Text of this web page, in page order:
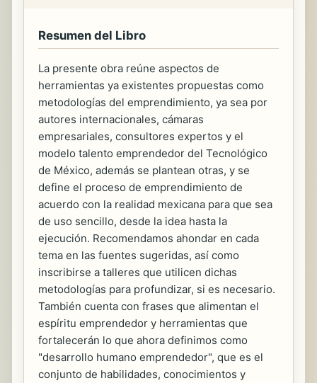
Resumen del Libro
La presente obra reúne aspectos de
herramientas ya existentes propuestas como
metodologías del emprendimiento, ya sea por
autores internacionales, cámaras
empresariales, consultores expertos y el
modelo talento emprendedor del Tecnológico
de México, además se plantean otras, y se
define el proceso de emprendimiento de
acuerdo con la realidad mexicana para que sea
de uso sencillo, desde la idea hasta la
ejecución. Recomendamos ahondar en cada
tema en las fuentes sugeridas, así como
inscribirse a talleres que utilicen dichas
metodologías para profundizar, si es necesario.
También cuenta con frases que alimentan el
espíritu emprendedor y herramientas que
fortalecerán lo que ahora definimos como
"desarrollo humano emprendedor", que es el
conjunto de habilidades, conocimientos y